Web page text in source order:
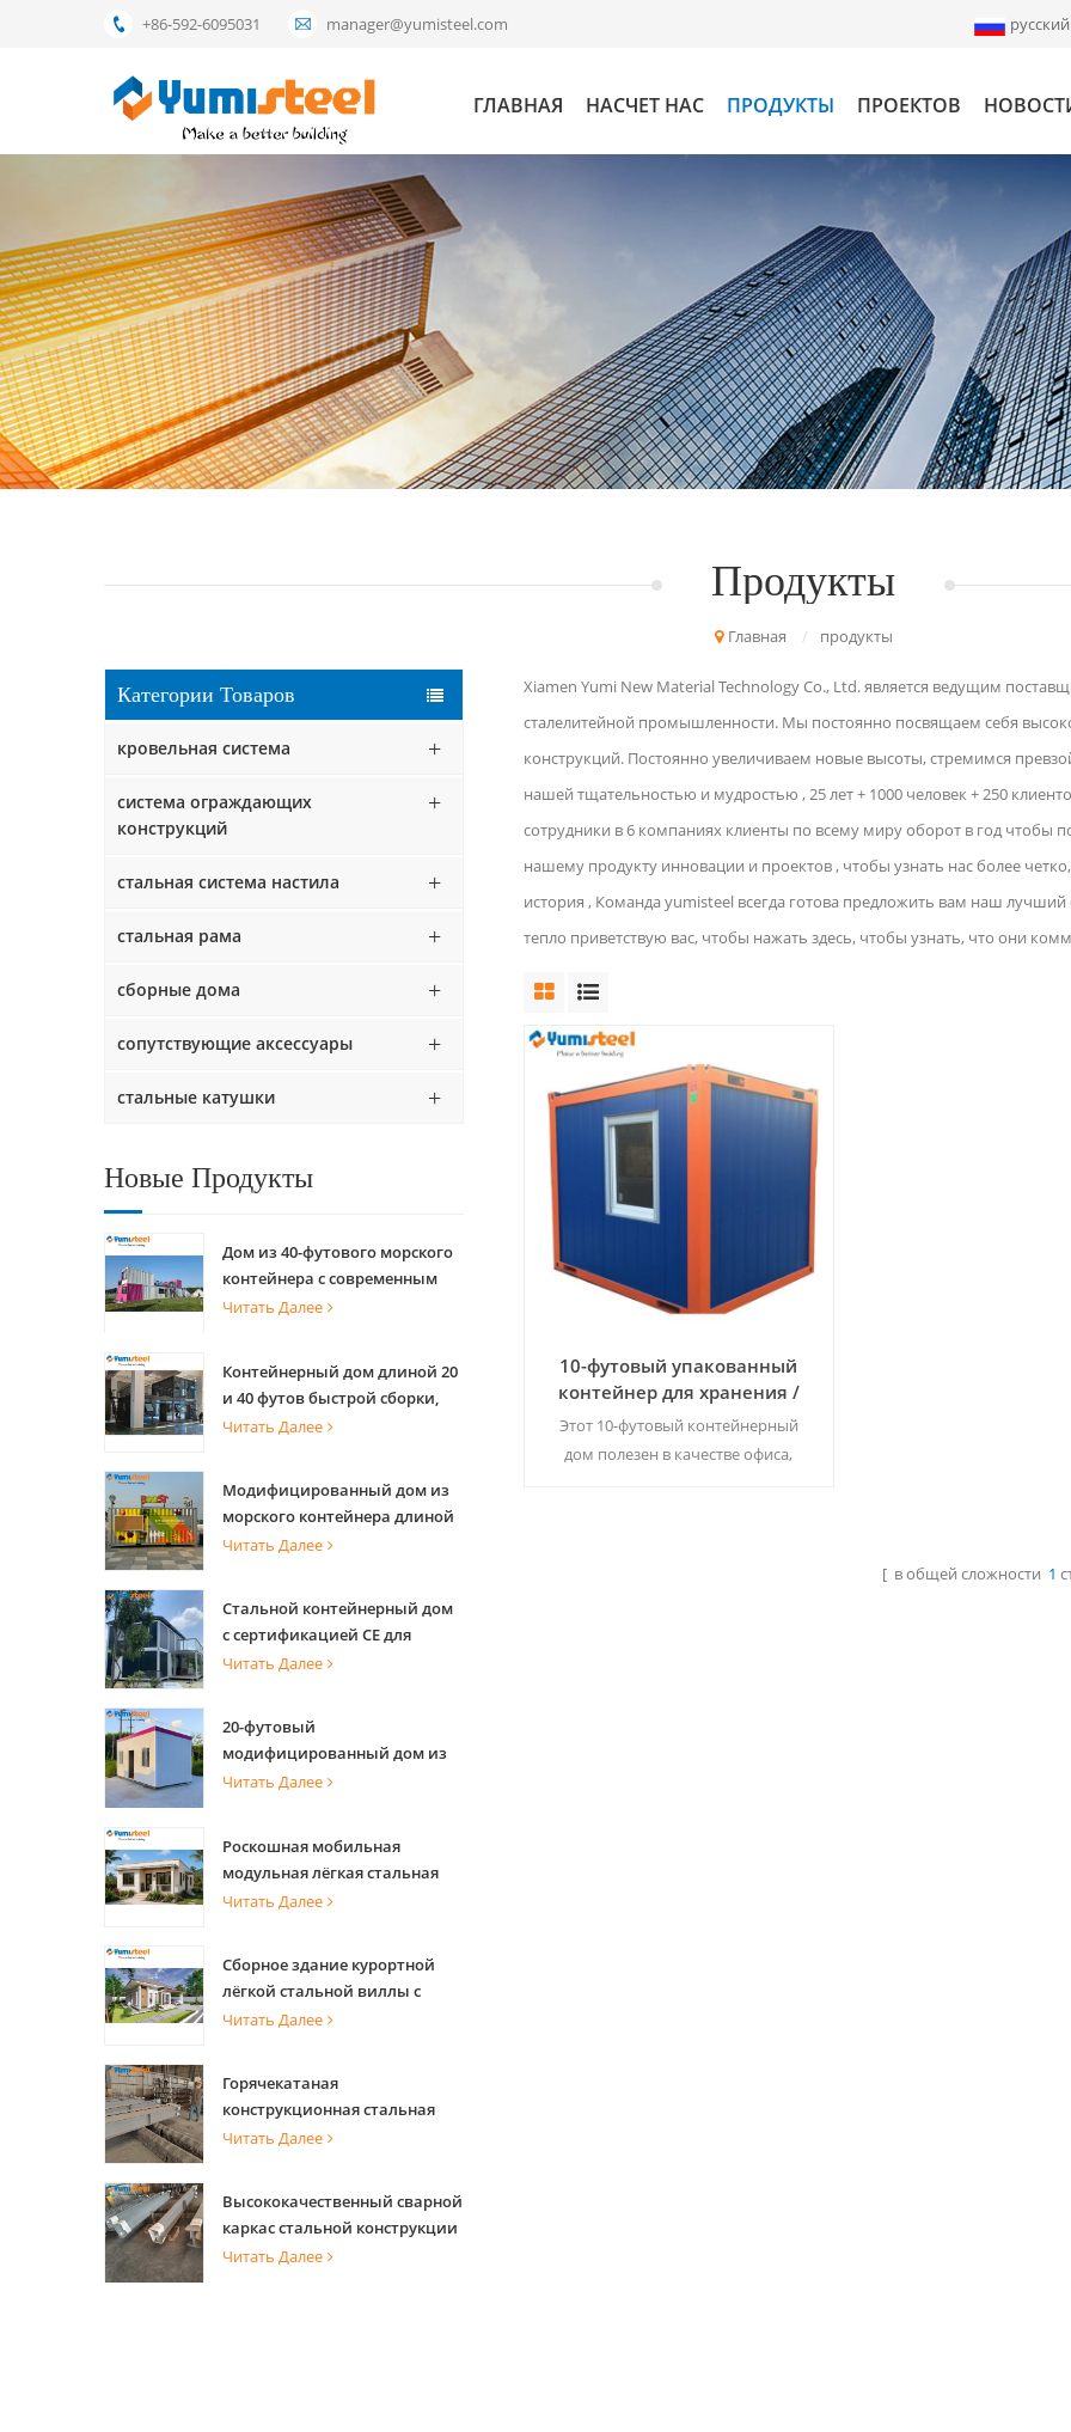
+86-592-6095031 manager@yumisteel.com русский
ГЛАВНАЯ НАСЧЕТ НАС ПРОДУКТЫ ПРОЕКТОВ
Продукты
Главная / продукты
Категории Товаров
кровельная система
система ограждающих
конструкций
стальная система настила
стальная рама
сборные дома
сопутствующие аксессуары
стальные катушки
Новые Продукты
Дом из 40-футового морского
контейнера с современным
дизайном для коммерческого
Читать Далее
Контейнерный дом длиной 20
и 40 футов быстрой сборки,
сборный дом для проживания
Читать Далее
Модифицированный дом из
морского контейнера длиной
20 футов для креативной
Читать Далее
Стальной контейнерный дом
с сертификацией CE для
офиса и проживания
Читать Далее
20-футовый
модифицированный дом из
морского контейнера для
Читать Далее
Роскошная мобильная
модульная лёгкая стальная
вилла со стальной
Читать Далее
Сборное здание курортной
лёгкой стальной виллы с
теплицей
Читать Далее
Горячекатаная
конструкционная стальная
балка с высокой несущей
Читать Далее
Высококачественный сварной
каркас стальной конструкции
для строительства здания
Читать Далее
Xiamen Yumi New Material Technology Co., Ltd. является ведущим
сталелитейной промышленности. Мы постоянно посвящаем себя
конструкций. Постоянно увеличиваем новые высоты, стремимся
нашей тщательностью и мудростью , 25 лет + 1000 человек + 250
сотрудники в 6 компаниях клиенты по всему миру оборот в год чтобы
нашему продукту инновации и проектов , чтобы узнать нас более
история , Команда yumisteel всегда готова предложить вам наш
тепло приветствую вас, чтобы нажать здесь, чтобы узнать, что они
10-футовый упакованный
контейнер для хранения /
каюты
Этот 10-футовый контейнерный
дом полезен в качестве офиса,
[ в общей сложности 1